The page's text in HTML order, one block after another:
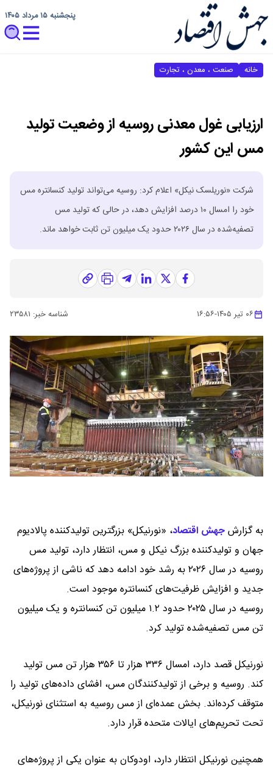
پنجشنبه ۱۵ مرداد ۱۴۰۵
خانه صنعت ، معدن ، تجارت
ارزیابی غول معدنی روسیه از وضعیت تولید
مس این کشور
شرکت «نوریلسک نیکل» اعلام کرد: روسیه می‌تواند تولید کنسانتره مس
خود را امسال ۱۰ درصد افزایش دهد، در حالی که تولید مس
تصفیه‌شده در سال ۲۰۲۶ حدود یک میلیون تن ثابت خواهد ماند.
۰۶ تیر ۱۴۰۵ -۱۶:۵۶ شناسه خبر: ۲۳۵۸۱
به گزارشجهش اقتصاد، «نورنیکل» بزرگترین تولیدکننده پالادیوم
جهان و تولیدکننده بزرگ نیکل و مس، انتظار دارد، تولید مس
روسیه در سال ۲۰۲۶ به رشد خود ادامه دهد که ناشی از پروژه‌های
جدید و افزایش ظرفیت‌های کنسانتره موجود است.
روسیه در سال ۲۰۲۵ حدود ۱.۲ میلیون تن کنسانتره و یک میلیون
تن مس تصفیه‌شده تولید کرد.
نورنیکل قصد دارد، امسال ۳۳۶ هزار تا ۳۵۶ هزار تن مس تولید
کند. روسیه و برخی از تولیدکنندگان مس، افشای داده‌های تولید را
متوقف کرده‌اند. بخش عمده‌ای از مس روسیه به استثنای نورنیکل،
تحت تحریم‌های ایالات متحده قرار دارد.
همچنین نورنیکل انتظار دارد، اودوکان به عنوان یکی از پروژه‌های